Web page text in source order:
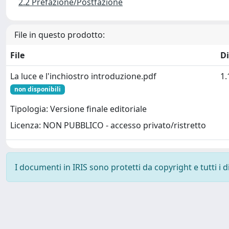
File in questo prodotto:
File
La luce e l'inchiostro introduzione.pdf
non disponibili
Tipologia: Versione finale editoriale
Licenza: NON PUBBLICO - accesso privato/ristretto
I documenti in IRIS sono protetti da copyright e tutti i